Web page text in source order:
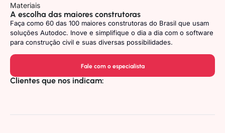
Materiais
A escolha das maiores construtoras
Faça como 60 das 100 maiores construtoras do Brasil que usam
soluções Autodoc. Inove e simplifique o dia a dia com o software
para construção civil e suas diversas possibilidades.
Fale com o especialista
Clientes que nos indicam: